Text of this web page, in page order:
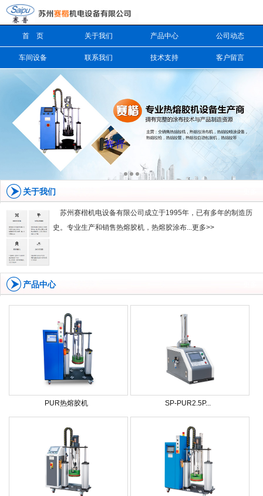
首 页 关于我们 产品中心 公司动态
车间设备 联系我们 技术支持 客户留言
关于我们
苏州赛楷机电设备有限公司成立于1995年，已有多年的制造历
史。专业生产和销售热熔胶机，热熔胶涂布...更多>>
产品中心
PUR热熔胶机 SP-PUR2.5P...
信息搜索
搜索